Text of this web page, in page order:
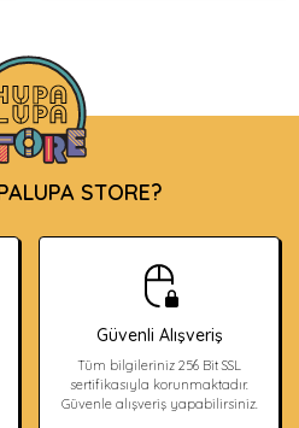
STORE?
Güvenli Alışveriş
Tüm bilgileriniz 256 Bit SSL
sertifikasıyla korunmaktadır.
Güvenle alışveriş yapabilirsiniz.